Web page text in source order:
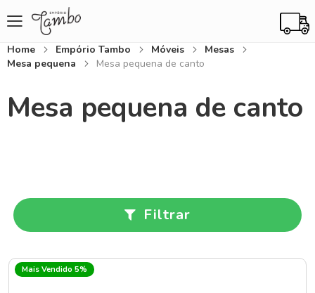
Home Empório Tambo Móveis
Mesas
Mesa pequena
Mesa pequena de canto
Mesa pequena de canto
Filtrar
Mais Vendido 5%